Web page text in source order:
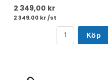
2 349,00 kr
2 349,00 kr /st
Köp